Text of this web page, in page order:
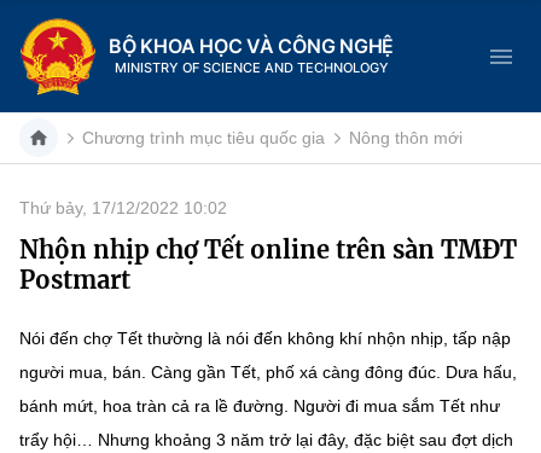
BỘ KHOA HỌC VÀ CÔNG NGHỆ
MINISTRY OF SCIENCE AND TECHNOLOGY
Danh mục
Trang chủ
Giới thiệu
Chức năng nhiệm vụ
Tin tức sự kiện
Chương trình mục tiêu quốc gia Nông thôn mới
Thứ bảy, 17/12/2022 10:02
Nhộn nhịp chợ Tết online trên sàn TMĐT
Postmart
Nói đến chợ Tết thường là nói đến không khí nhộn nhịp, tấp nập
người mua, bán. Càng gần Tết, phố xá càng đông đúc. Dưa hấu,
bánh mứt, hoa tràn cả ra lề đường. Người đi mua sắm Tết như
trẩy hội… Nhưng khoảng 3 năm trở lại đây, đặc biệt sau đợt dịch